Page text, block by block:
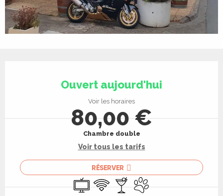
Ouvert aujourd'hui
Voir les horaires
80,00 €
Chambre double
Voir tous les tarifs
RÉSERVER
Télévision
WiFi Bar / Buvette
Animaux acceptés